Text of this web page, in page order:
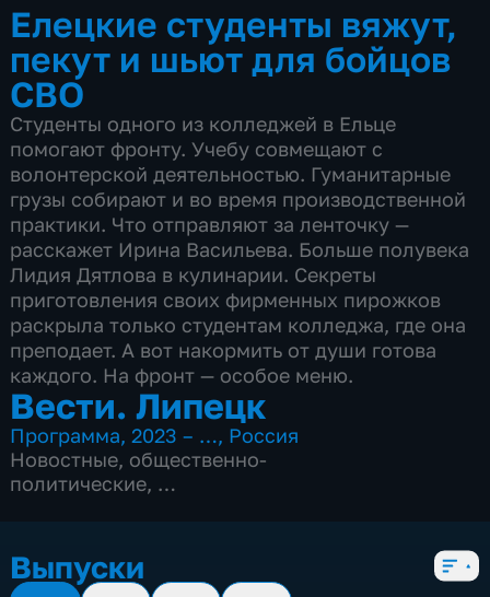
Елецкие студенты вяжут,
пекут и шьют для бойцов
СВО
Студенты одного из колледжей в Ельце
помогают фронту. Учебу совмещают с
волонтерской деятельностью. Гуманитарные
грузы собирают и во время производственной
практики. Что отправляют за ленточку —
расскажет Ирина Васильева. Больше полувека
Лидия Дятлова в кулинарии. Секреты
приготовления своих фирменных пирожков
раскрыла только студентам колледжа, где она
преподает. А вот накормить от души готова
каждого. На фронт — особое меню.
Вести. Липецк
Программа,2023 – …, Россия
Новостные, общественно-
политические,
Выпуски